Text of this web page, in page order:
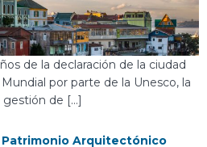
de la declaración de la ciudad
por parte de la Unesco, la
gestión de […]
Arquitectónico